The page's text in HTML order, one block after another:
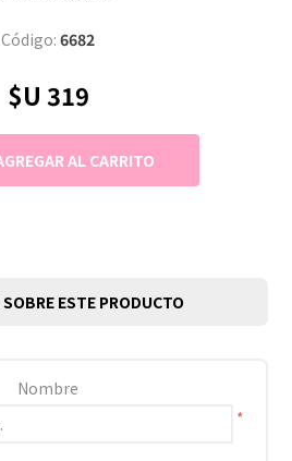
Código: 6682
$U 319
ESTE PRODUCTO
Nombre
*